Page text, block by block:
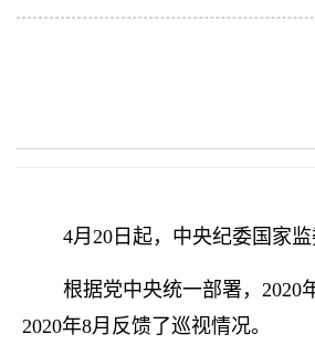
4月20日起，中央纪委国家
根据党中央统一部署，2020
2020年8月反馈了巡视情况。